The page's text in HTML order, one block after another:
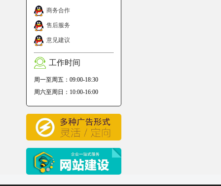
商务合作
售后服务
意见建议
工作时间
周一至周五：09:00-18:30
周六至周日：10:00-16:00